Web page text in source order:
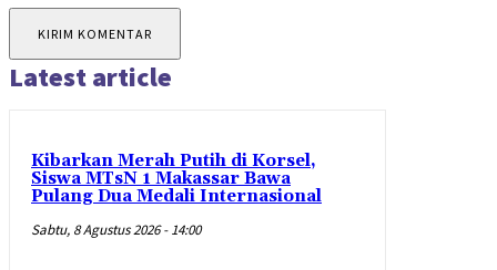
Latest article
Kibarkan Merah Putih di Korsel,
Siswa MTsN 1 Makassar Bawa
Pulang Dua Medali Internasional
Sabtu, 8 Agustus 2026 - 14:00